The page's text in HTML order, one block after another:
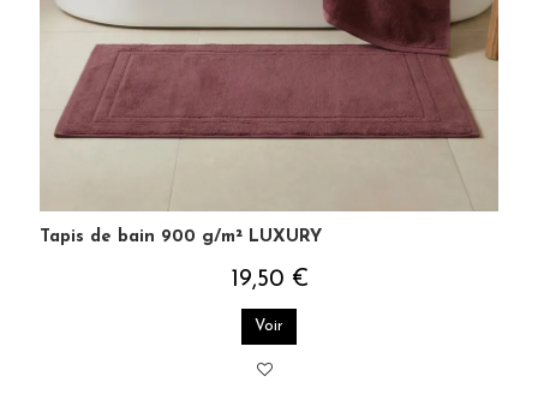
Tapis de bain 900 g/m² LUXURY
19,50 €
Voir